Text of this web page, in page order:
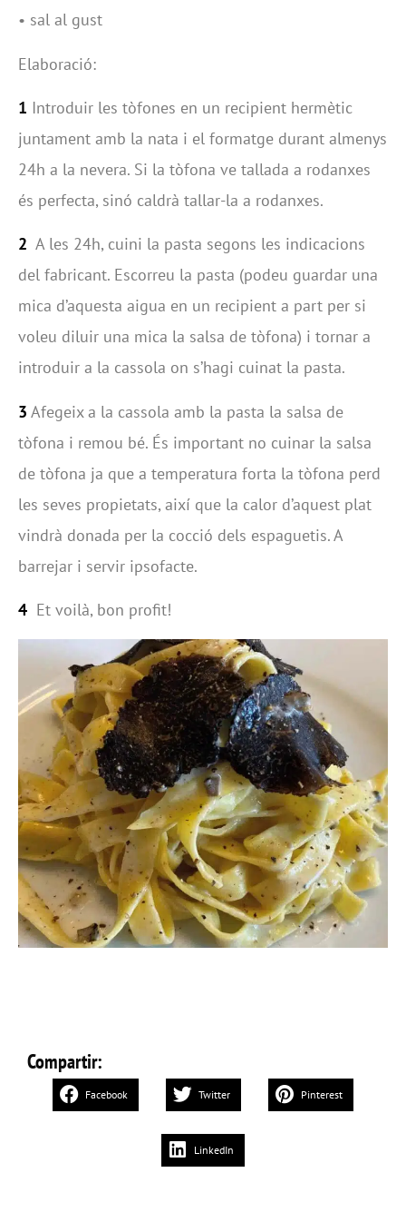
• sal al gust
Elaboració:
1 Introduir les tòfones en un recipient hermètic
juntament amb la nata i el formatge durant almenys
24h a la nevera. Si la tòfona ve tallada a rodanxes
és perfecta, sinó caldrà tallar-la a rodanxes.
2 A les 24h, cuini la pasta segons les indicacions
del fabricant. Escorreu la pasta (podeu guardar una
mica d’aquesta aigua en un recipient a part per si
voleu diluir una mica la salsa de tòfona) i tornar a
introduir a la cassola on s’hagi cuinat la pasta.
3 Afegeix a la cassola amb la pasta la salsa de
tòfona i remou bé. És important no cuinar la salsa
de tòfona ja que a temperatura forta la tòfona perd
les seves propietats, així que la calor d’aquest plat
vindrà donada per la cocció dels espaguetis. A
barrejar i servir ipsofacte.
4 Et voilà, bon profit!
Compartir:
Facebook Twitter Pinterest
LinkedIn